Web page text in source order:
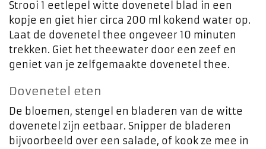
Strooi 1 eetlepel witte dovenetel blad in een
kopje en giet hier circa 200 ml kokend water op.
Laat de dovenetel thee ongeveer 10 minuten
trekken. Giet het theewater door een zeef en
geniet van je zelfgemaakte dovenetel thee.
Dovenetel eten
De bloemen, stengel en bladeren van de witte
dovenetel zijn eetbaar. Snipper de bladeren
bijvoorbeeld over een salade, of kook ze mee in